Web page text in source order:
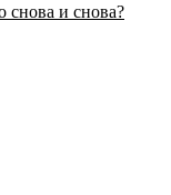
снова и снова?